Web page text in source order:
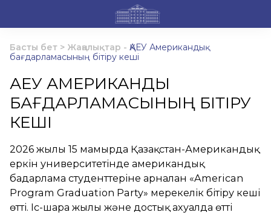
Басты бет > Жаңалықтар - ҚАЕУ Американдық
бағдарламасының бітіру кеші
ҚАЕУ АМЕРИКАНДЫҚ
БАҒДАРЛАМАСЫНЫҢ БІТІРУ
КЕШІ
2026 жылғы 15 мамырда Қазақстан-Американдық
еркін университетінде американдық
бағдарлама студенттеріне арналған «American
Program Graduation Party» мерекелік бітіру кеші
өтті. Іс-шара жылы және достық ахуалда өтті